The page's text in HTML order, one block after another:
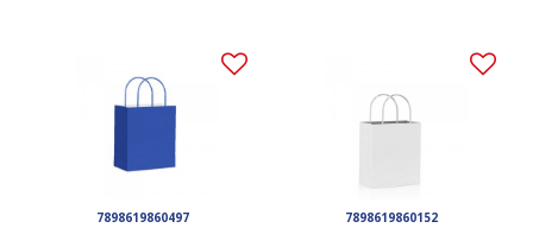
7898619860497 7898619860152